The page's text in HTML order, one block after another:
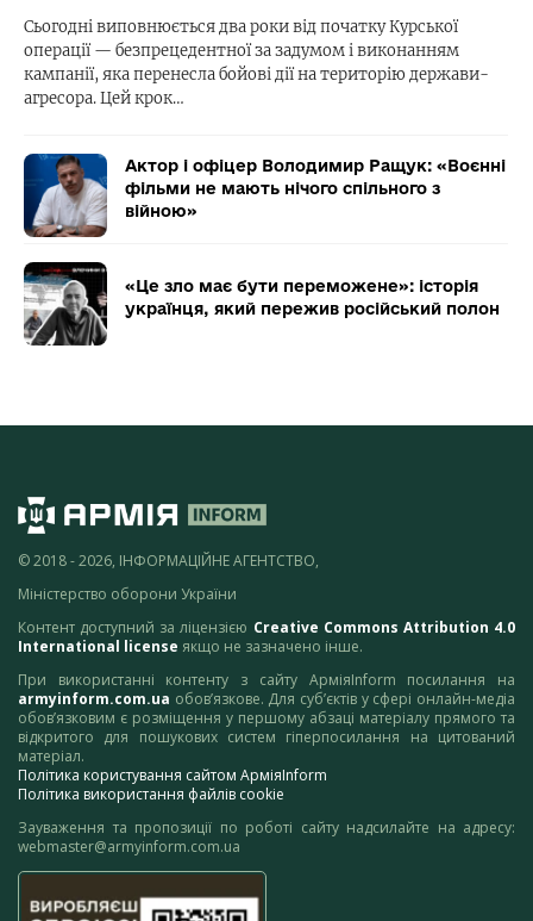
Сьогодні виповнюється два роки від початку Курської
операції — безпрецедентної за задумом і виконанням
кампанії, яка перенесла бойові дії на територію держави-
агресора. Цей крок…
Актор і офіцер Володимир Ращук: «Воєнні
фільми не мають нічого спільного з
війною»
«Це зло має бути переможене»: історія
українця, який пережив російський полон
© 2018 - 2026, ІНФОРМАЦІЙНЕ АГЕНТСТВО,
Міністерство оборони України
Контент доступний за ліцензією Creative Commons Attribution 4.0
International license якщо не зазначено інше.
При використанні контенту з сайту АрміяInform посилання на
armyinform.com.ua обов’язкове. Для суб’єктів у сфері онлайн-медіа
обов’язковим є розміщення у першому абзаці матеріалу прямого та
відкритого для пошукових систем гіперпосилання на цитований
матеріал.
Політика користування сайтом АрміяInform
Політика використання файлів cookie
Зауваження та пропозиції по роботі сайту надсилайте на адресу:
webmaster@armyinform.com.ua